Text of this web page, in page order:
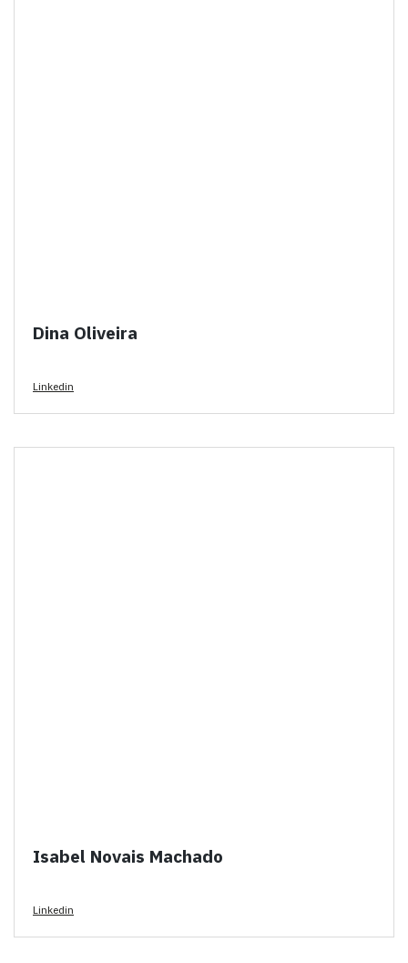
Dina Oliveira
Linkedin
Isabel Novais Machado
Linkedin